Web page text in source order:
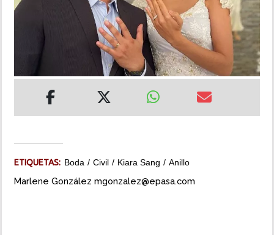
MUNDO
INSÓLITAS
MULTIMEDIA
ETIQUETAS: Boda Civil Kiara Sang Anillo
Marlene González mgonzalez@epasa.com